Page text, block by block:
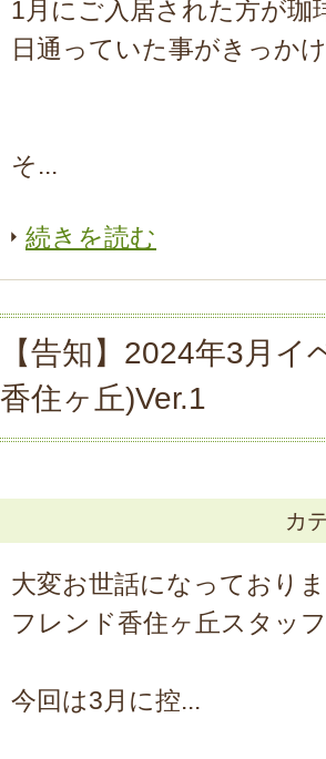
1月にご入居された方が珈
日通っていた事がきっか
そ...
続きを読む
【告知】2024年3月
香住ヶ丘)Ver.1
カ
大変お世話になっておりま
フレンド香住ヶ丘スタッ
今回は3月に控...